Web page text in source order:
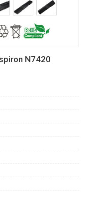
N7420